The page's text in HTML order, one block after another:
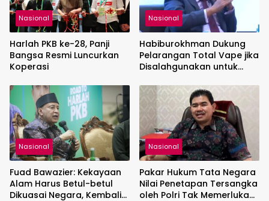
Nasional
Harlah PKB ke-28, Panji
Bangsa Resmi Luncurkan
Koperasi
Nasional
Habiburokhman Dukung
Pelarangan Total Vape jika
Disalahgunakan untuk
Nasional
Fuad Bawazier: Kekayaan
Alam Harus Betul-betul
Dikuasai Negara, Kembali
Nasional
Pakar Hukum Tata Negara
Nilai Penetapan Tersangka
oleh Polri Tak Memerlukan